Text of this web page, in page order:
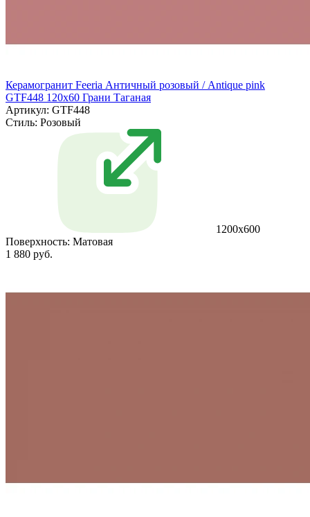
Керамогранит Feeria Античный розовый / Antique pink
GTF448 120х60 Грани Таганая
Артикул: GTF448
Стиль: Розовый
1200х600
Поверхность: Матовая
1 880 руб.